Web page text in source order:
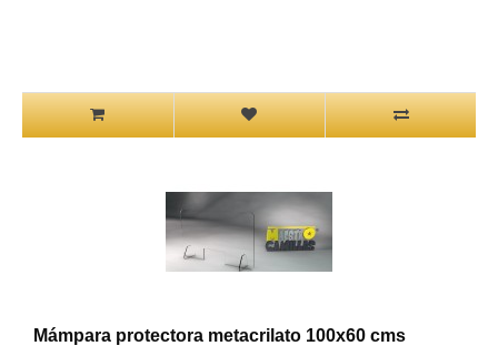
Mámpara protectora metacrilato 100x60 cms